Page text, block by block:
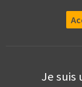
Je suis